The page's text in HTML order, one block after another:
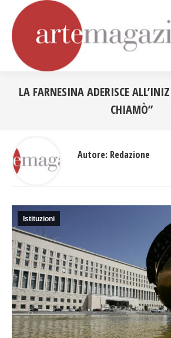
LA FARNESINA ADERISCE
CHIAMÒ”
Istituzioni
Autore: Redazione